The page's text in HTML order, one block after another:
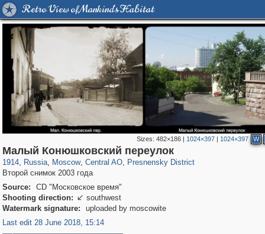
Retro View of Mankind's Habitat
Sizes:482×186 | 1024×397 | 1024×397 W
Малый Конюшковский переулок
1914, Russia
1,407,378 29,248
, Moscow
319,882 8,286
, Central AO
160,021 5,916
, Presnensky District
13,345 396
Второй снимок 2003 года
Source:
CD "Московское время"
Shooting direction:  southwest
Watermark signature:
uploaded by moscowite
Last edit 28 June 2018, 15:14